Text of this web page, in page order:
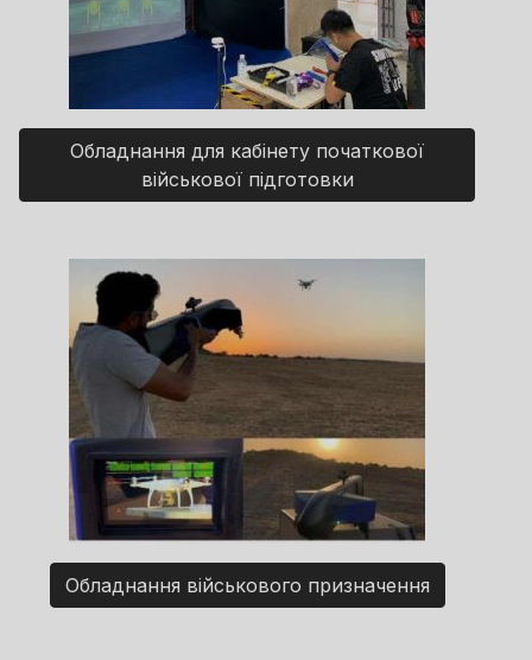
Обладнання для кабінету початкової
військової підготовки
Обладнання військового призначення